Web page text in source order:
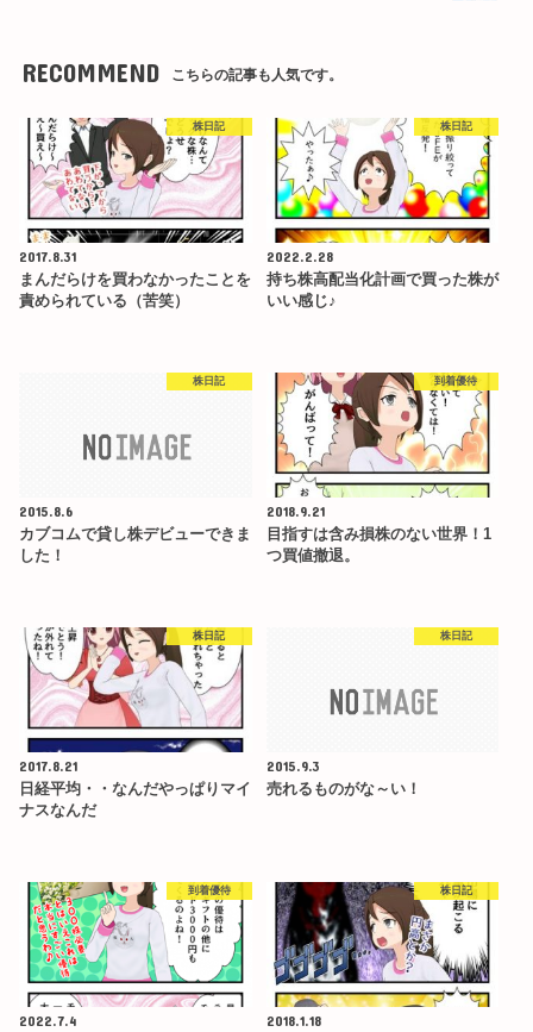
RECOMMEND こちらの記事も人気です。
株日記
2017.8.31
まんだらけを買わなかったことを
責められている（苦笑）
株日記
2022.2.28
持ち株高配当化計画で買った株が
いい感じ♪
株日記
2015.8.6
カブコムで貸し株デビューできま
した！
到着優待
2018.9.21
目指すは含み損株のない世界！1
つ買値撤退。
株日記
2017.8.21
日経平均・・なんだやっぱりマイ
ナスなんだ
株日記
2015.9.3
売れるものがな～い！
到着優待
2022.7.4
株日記
2018.1.18